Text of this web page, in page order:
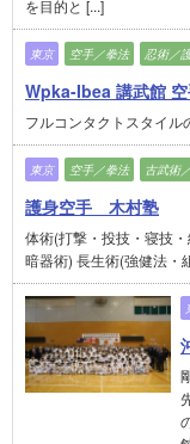
を目的と [...]
東京 空手／拳法 忍術／
Wpka-Ibea 講武館
フルコンタクトスタイル
東京 空手／拳法 古武術
護身空手 木村塾
体術(打撃・投技・寝技
暗器術) 長生術(強健法・